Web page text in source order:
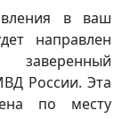
в ваш
направлен
России. Эта
по месту